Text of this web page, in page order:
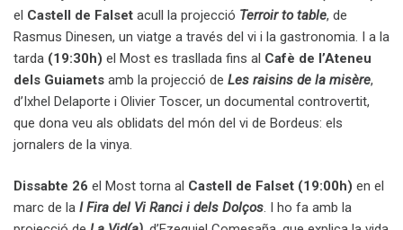
el Castell de Falset acull la projecció Terroir to table, de
Rasmus Dinesen, un viatge a través del vi i la gastronomia. I a la
tarda (19:30h) el Most es trasllada fins al Cafè de l’Ateneu
dels Guiamets amb la projecció de Les raisins de la misère,
d’Ixhel Delaporte i Olivier Toscer, un documental controvertit,
que dona veu als oblidats del món del vi de Bordeus: els
jornalers de la vinya.
Dissabte 26 el Most torna al Castell de Falset (19:00h) en el
marc de la I Fira del Vi Ranci i dels Dolços. I ho fa amb la